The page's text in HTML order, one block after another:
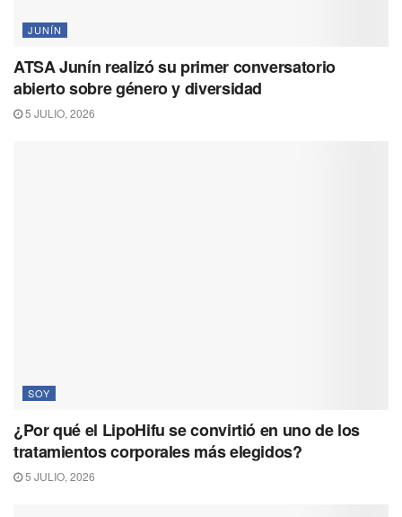
JUNÍN
ATSA Junín realizó su primer conversatorio
abierto sobre género y diversidad
5 JULIO, 2026
SOY
¿Por qué el LipoHifu se convirtió en uno de los
tratamientos corporales más elegidos?
5 JULIO, 2026